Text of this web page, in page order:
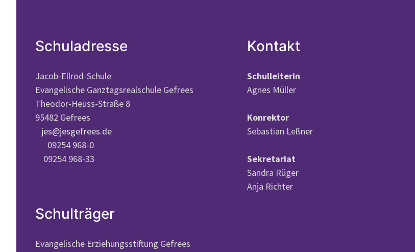
Schuladresse
Jacob-Ellrod-Schule
Evangelische Ganztagsrealschule Gefrees
Theodor-Heuss-Straße 8
95482 Gefrees
jes@jesgefrees.de
09254 968-0
09254 968-33
Schulträger
Evangelische Erziehungsstiftung Gefrees
Kontakt
Schulleiterin
Agnes Müller
Konrektor
Sebastian Leßner
Sekretariat
Sandra Rüger
Anja Richter